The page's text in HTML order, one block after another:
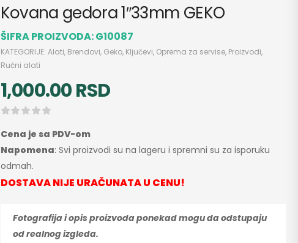
Kovana gedora 1″33mm GEKO
ŠIFRA PROIZVODA:G10087
KATEGORIJE: Alati, Brendovi, Geko, Ključevi, Oprema za servise, Proizvodi,
Ručni alati
1,000.00RSD
Cena je sa PDV-om
Napomena: Svi proizvodi su na lageru i spremni su za isporuku
odmah.
DOSTAVA NIJE URAČUNATA U CENU!
Fotografija i opis proizvoda ponekad mogu da odstupaju
od realnog izgleda.